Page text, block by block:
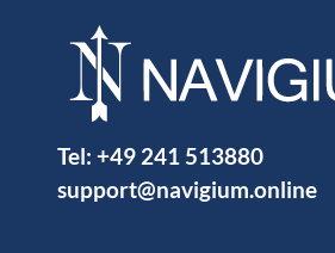
Tel: +49 241 513880
support@navigium.online